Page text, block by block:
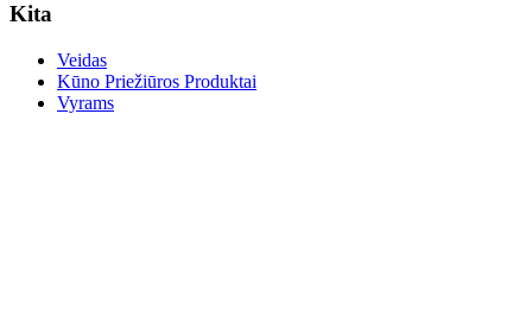
Kita
Veidas
Kūno Priežiūros Produktai
Vyrams